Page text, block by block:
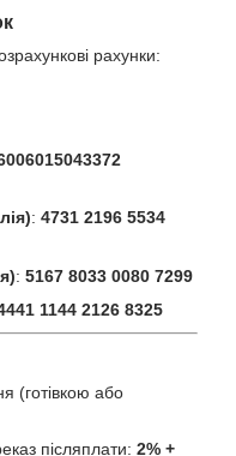
рахунки:
: 4731 2196 5534
: 5167 8033 0080 7299
1144 2126 8325
(готівкою або
післяплати: 2% +